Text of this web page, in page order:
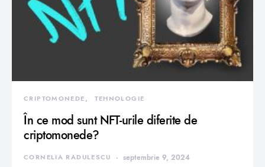
CRIPTOMONEDE TEHNOLOGIE
În ce mod sunt NFT-urile diferite de
criptomonede?
CORNELIA RADULESCU septembrie 9, 2024